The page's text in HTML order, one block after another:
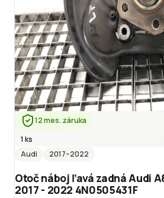
12 mes. záruka
1 ks
Audi
2017–2022
Otoč náboj ľavá zadná Audi
2017 - 2022 4N0505431F